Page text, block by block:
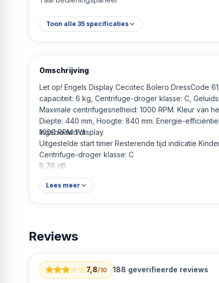
Toon alle 35 specificaties
Omschrijving
Let op! Engels Display Cecotec Bolero DressCode 6150. Type lader: Voorlader. Nominale
capaciteit: 6 kg, Centrifuge-droger klasse: C,
Maximale centrifugesnelheid: 1000 RPM. Kleur van
Diepte: 440 mm, Hoogte: 840 mm. Energie-
1000 RPM Wit
Ingebouwd display
Uitgestelde start timer Resterende tijd indicatie
Centrifuge-droger klasse: C
B 76 dB
A 42 kWu 36 l
Lees meer
Reviews
7,8/10 188 geverifieerde reviews